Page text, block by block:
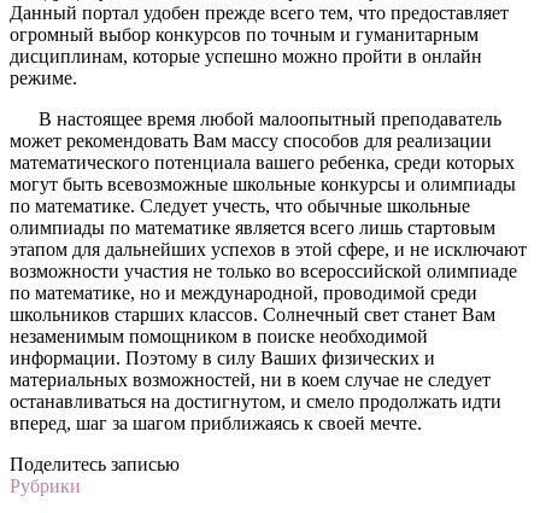
Данный портал удобен прежде всего тем, что предоставляет
огромный выбор конкурсов по точным и гуманитарным
дисциплинам, которые успешно можно пройти в онлайн
режиме.
В настоящее время любой малоопытный преподаватель
может рекомендовать Вам массу способов для реализации
математического потенциала вашего ребенка, среди которых
могут быть всевозможные школьные конкурсы и олимпиады
по математике. Следует учесть, что обычные школьные
олимпиады по математике является всего лишь стартовым
этапом для дальнейших успехов в этой сфере, и не исключают
возможности участия не только во всероссийской олимпиаде
по математике, но и международной, проводимой среди
школьников старших классов. Солнечный свет станет Вам
незаменимым помощником в поиске необходимой
информации. Поэтому в силу Ваших физических и
материальных возможностей, ни в коем случае не следует
останавливаться на достигнутом, и смело продолжать идти
вперед, шаг за шагом приближаясь к своей мечте.
Поделитесь записью
Рубрики